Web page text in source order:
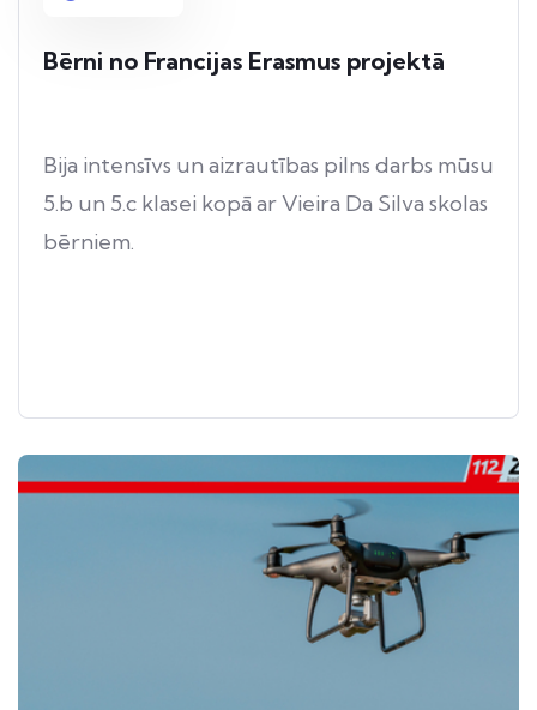
Bērni no Francijas Erasmus projektā
Bija intensīvs un aizrautības pilns darbs mūsu
5.b un 5.c klasei kopā ar Vieira Da Silva skolas
bērniem.